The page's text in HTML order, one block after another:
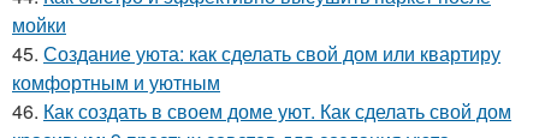
мойки
45. Создание уюта: как сделать свой дом или квартиру
комфортным и уютным
46. Как создать в своем доме уют. Как сделать свой дом